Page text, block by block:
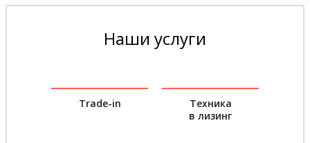
Наши услуги
Trade-in
Техника
в лизинг